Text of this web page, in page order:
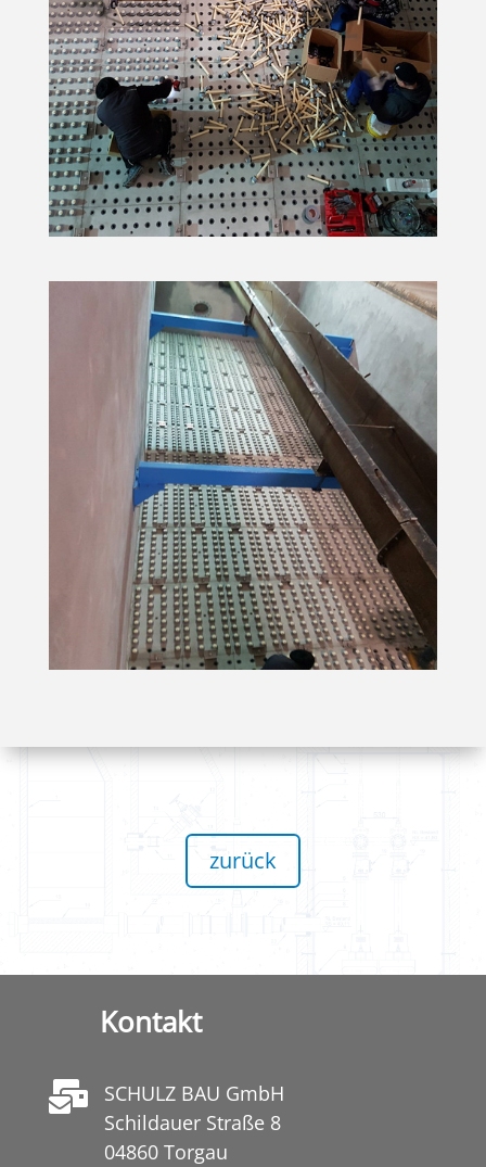
zurück
Kontakt

SCHULZ BAU GmbH
Schildauer Straße 8
04860 Torgau